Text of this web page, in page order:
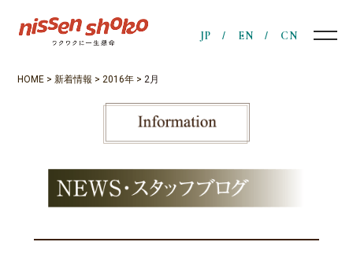
JP EN CN
HOME >新着情報 >2016年 >2月